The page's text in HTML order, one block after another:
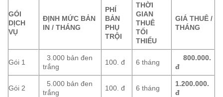
GÓI
DỊCH
VỤ
ĐỊNH MỨC BẢN
IN / THÁNG
PHÍ
BẢN
PHỤ
TRỘI
THỜI
GIAN
THUÊ
TỐI
THIỂU
GIÁ THUÊ /
THÁNG
Gói 1
3.000 bản đen
trắng
100. đ 6 tháng
800.000.
đ
Gói 2
5.000 bản đen
trắng
100. đ 6 tháng
1.200.000.
đ